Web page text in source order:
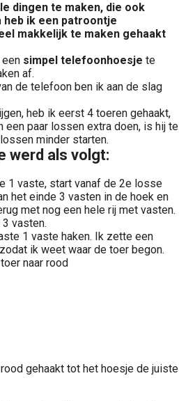
dingen te maken, die ook
heb ik een patroontje
makkelijk te maken gehaakt
simpel telefoonhoesje te
af.
de telefoon ben ik aan de slag
heb ik eerst 4 toeren gehaakt,
een paar lossen extra doen, is hij te
minder starten.
werd als volgt:
1 vaste, start vanaf de 2e losse
het einde 3 vasten in de hoek en
met nog een hele rij met vasten.
vasten.
1 vaste haken. Ik zette een
ik weet waar de toer begon.
naar rood
gehaakt tot het hoesje de juiste